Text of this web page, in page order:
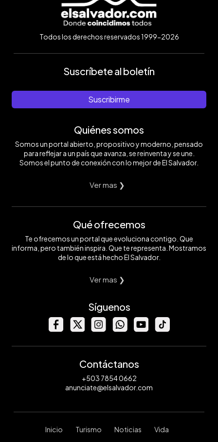
Todos los derechos reservados 1999-2026
Suscríbete al boletín
Suscribirme
Quiénes somos
Somos un portal abierto, propositivo y moderno, pensado
para reflejar a un país que avanza, se reinventa y se une.
Somos el punto de conexión con lo mejor de El Salvador.
Ver mas ❯
Qué ofrecemos
Te ofrecemos un portal que evoluciona contigo. Que
informa, pero también inspira. Que te representa. Mostramos
de lo que está hecho El Salvador.
Ver mas ❯
Síguenos
Contáctanos
+503 7854 0662
anunciate@elsalvador.com
Inicio Turismo Noticias Vida